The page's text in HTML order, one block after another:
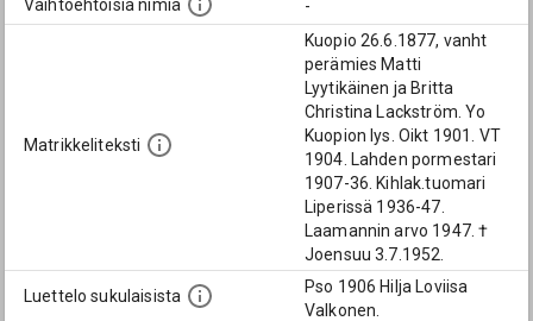
Vaihtoehtoisia nimiä
-
Matrikkeliteksti
Kuopio 26.6.1877, vanht
perämies Matti
Lyytikäinen ja Britta
Christina Lackström. Yo
Kuopion lys. Oikt 1901. VT
1904. Lahden pormestari
1907-36. Kihlak.tuomari
Liperissä 1936-47.
Laamannin arvo 1947. †
Joensuu 3.7.1952.
Luettelo sukulaisista
Pso 1906 Hilja Loviisa
Valkonen.